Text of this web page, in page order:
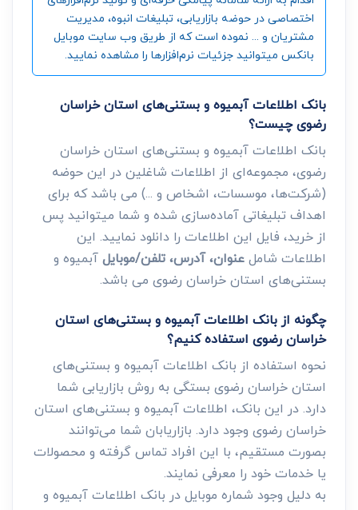
اختصاصی در حوضه بازاریابی، تبلیغات انبوه، مدیریت
مشتریان و ... نموده است که از طریق وب سایت موبایل
بانکس میتوانید جزئیات نرم‌افزارها را مشاهده نمایید.
بانک اطلاعات آبمیوه و بستنی‌های استان خراسان
رضوی چیست؟
بانک اطلاعات آبمیوه و بستنی‌های استان خراسان
رضوی، مجموعه‌ای از اطلاعات شاغلین در این حوضه
(شرکت‌ها، موسسات، اشخاص و ...) می باشد که برای
اهداف تبلیغاتی آماده‌سازی شده و شما میتوانید پس
از خرید، فایل این اطلاعات را دانلود نمایید. این
اطلاعات شاملعنوان، آدرس، تلفن/موبایلآبمیوه و
بستنی‌های استان خراسان رضوی می باشد.
چگونه از بانک اطلاعات آبمیوه و بستنی‌های استان
خراسان رضوی استفاده کنیم؟
نحوه استفاده از بانک اطلاعات آبمیوه و بستنی‌های
استان خراسان رضوی بستگی به روش بازاریابی شما
دارد. در این بانک، اطلاعات آبمیوه و بستنی‌های استان
خراسان رضوی وجود دارد. بازاریابان شما می‌توانند
بصورت مستقیم، با این افراد تماس گرفته و محصولات
یا خدمات خود را معرفی نمایند.
به دلیل وجود شماره موبایل در بانک اطلاعات آبمیوه و